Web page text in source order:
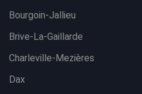
Bourgoin-Jallieu
Brive-La-Gaillarde
Charleville-Mezières
Dax